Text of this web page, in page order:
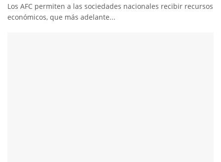
Los AFC permiten a las sociedades nacionales recibir recursos
económicos, que más adelante...